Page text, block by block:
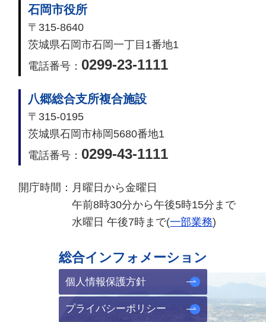
石岡市役所
〒315-8640
茨城県石岡市石岡一丁目1番地1
電話番号： 0299-23-1111
八郷総合支所複合施設
〒315-0195
茨城県石岡市柿岡5680番地1
電話番号： 0299-43-1111
開庁時間： 月曜日から金曜日
午前8時30分から午後5時15分まで
水曜日 午後7時まで(一部業務)
総合インフォメーション
個人情報保護方針
プライバシーポリシー